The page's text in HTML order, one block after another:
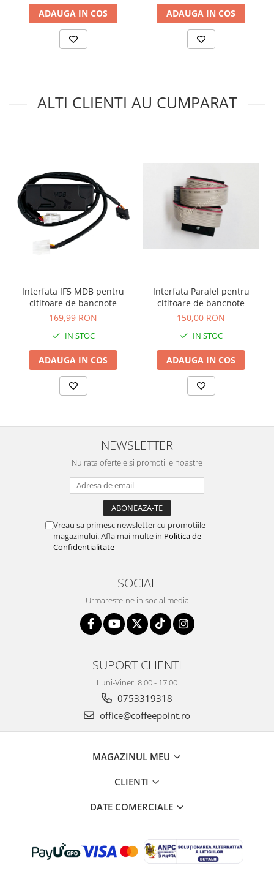
ADAUGA IN COS ADAUGA IN COS
ALTI CLIENTI AU CUMPARAT
Interfata IF5 MDB pentru
cititoare de bancnote
169,99 RON
IN STOC
ADAUGA IN COS
Interfata Paralel pentru
cititoare de bancnote
150,00 RON
IN STOC
ADAUGA IN COS
NEWSLETTER
Nu rata ofertele si promotiile noastre
Vreau sa primesc newsletter cu promotiile
magazinului. Afla mai multe in Politica de
Confidentialitate
SOCIAL
Urmareste-ne in social media
SUPORT CLIENTI
Luni-Vineri 8:00 - 17:00
0753319318
office@coffeepoint.ro
MAGAZINUL MEU
CLIENTI
DATE COMERCIALE